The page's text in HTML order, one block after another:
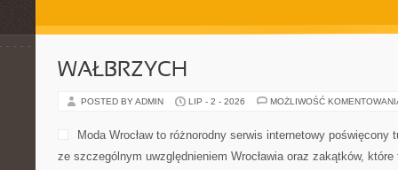
WAŁBRZYCH
POSTED BY ADMIN LIP - 2 - 2026 MOŻLIWOŚĆ
Moda Wrocław to różnorodny serwis internetowy
ze szczególnym uwzględnieniem Wrocławia oraz zakątków,